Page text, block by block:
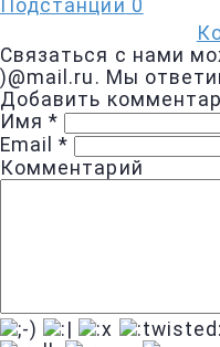
Подстанции 0
Связаться с нами
)@mail.ru. Мы
Добавить
Имя*
Email*
Комментарий